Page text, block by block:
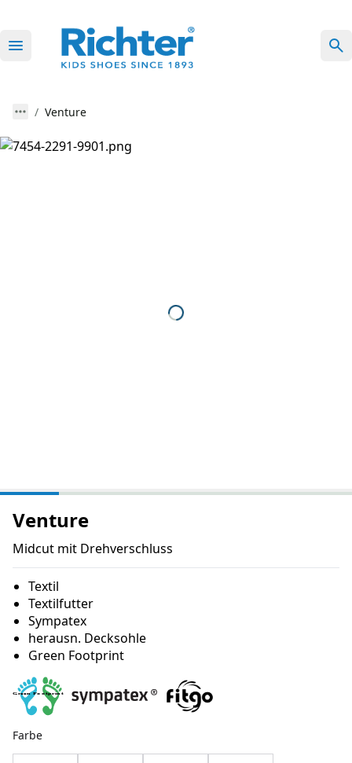
Venture
Venture
Midcut mit Drehverschluss
Textil
Textilfutter
Sympatex
herausn. Decksohle
Green Footprint
Farbe